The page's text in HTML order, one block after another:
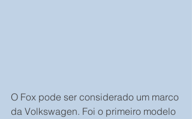
O Fox pode ser considerado um marco
da Volkswagen. Foi o primeiro modelo